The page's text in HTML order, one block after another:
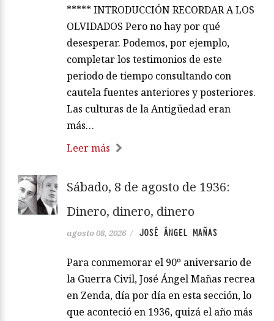
***** INTRODUCCIÓN RECORDAR A LOS
OLVIDADOS Pero no hay por qué
desesperar. Podemos, por ejemplo,
completar los testimonios de este
periodo de tiempo consultando con
cautela fuentes anteriores y posteriores.
Las culturas de la Antigüedad eran
más…
Leer más
Sábado, 8 de agosto de 1936:
Dinero, dinero, dinero
agosto 08, 2026 / JOSÉ ÁNGEL MAÑAS
Para conmemorar el 90º aniversario de
la Guerra Civil, José Ángel Mañas recrea
en Zenda, día por día en esta sección, lo
que aconteció en 1936, quizá el año más